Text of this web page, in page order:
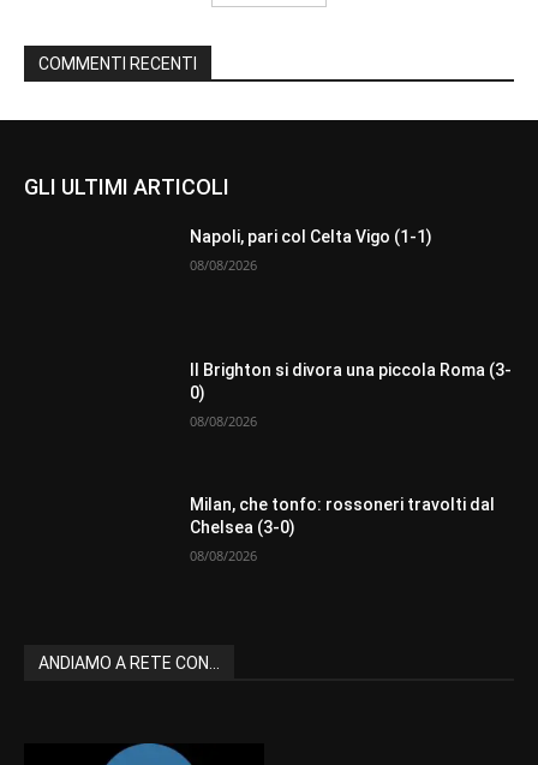
COMMENTI RECENTI
GLI ULTIMI ARTICOLI
Napoli, pari col Celta Vigo (1-1)
08/08/2026
Il Brighton si divora una piccola Roma (3-
0)
08/08/2026
Milan, che tonfo: rossoneri travolti dal
Chelsea (3-0)
08/08/2026
ANDIAMO A RETE CON...